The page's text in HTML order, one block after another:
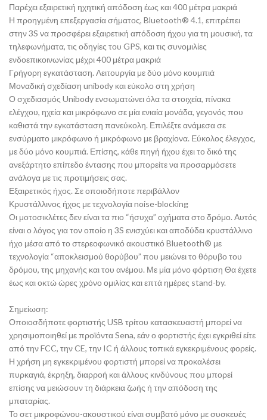
Παρέχει εξαιρετική ηχητική απόδοση έως και 400 μέτρα μακριά
Η προηγμένη επεξεργασία σήματος, Bluetooth® 4.1, επιτρέπει
στην 3S να προσφέρει εξαιρετική απόδοση ήχου για τη μουσική, τα
τηλεφωνήματα, τις οδηγίες του GPS, και τις συνομιλίες
ενδοεπικοινωνίας μέχρι 400 μέτρα μακριά
Γρήγορη εγκατάσταση. Λειτουργία με δύο μόνο κουμπιά
Μοναδική σχεδίαση unibody και εύκολο στη χρήση
Ο σχεδιασμός Unibody ενσωματώνει όλα τα στοιχεία, πίνακα
ελέγχου, ηχεία και μικρόφωνο σε μία ενιαία μονάδα, γεγονός που
καθιστά την εγκατάσταση πανεύκολη. Επιλέξτε ανάμεσα σε
ενσύρματο μικρόφωνο ή μικρόφωνο με βραχίονα. Εύκολος έλεγχος,
με δύο μόνο κουμπιά. Επίσης, κάθε πηγή ήχου έχει το δικό της
ανεξάρτητο επίπεδο έντασης που μπορείτε να προσαρμόσετε
ανάλογα με τις προτιμήσεις σας.
Εξαιρετικός ήχος. Σε οποιοδήποτε περιβάλλον
Κρυστάλλινος ήχος με τεχνολογία noise-blocking
Οι μοτοσικλέτες δεν είναι τα πιο “ήσυχα” οχήματα στο δρόμο. Αυτός
είναι ο λόγος για τον οποίο η 3S ενισχύει και αποδύδει κρυστάλλινο
ήχο μέσα από το στερεοφωνικό ακουστικό Bluetooth® με
τεχνολογία “αποκλεισμού θορύβου” που μειώνει το θόρυβο του
δρόμου, της μηχανής και του ανέμου. Με μία μόνο φόρτιση Θα έχετε
έως και οκτώ ώρες χρόνο ομιλίας και επτά ημέρες stand-by.
Σημείωση:
Οποιοσδήποτε φορτιστής USB τρίτου κατασκευαστή μπορεί να
χρησιμοποιηθεί με προϊόντα Sena, εάν ο φορτιστής έχει εγκριθεί είτε
από την FCC, την CE, την IC ή άλλους τοπικά εγκεκριμένους φορείς.
Η χρήση μη εγκεκριμένου φορτιστή μπορεί να προκαλέσει
πυρκαγιά, έκρηξη, διαρροή και άλλους κινδύνους που μπορεί
επίσης να μειώσουν τη διάρκεια ζωής ή την απόδοση της
μπαταρίας.
Το σετ μικροφώνου-ακουστικού είναι συμβατό μόνο με συσκευές